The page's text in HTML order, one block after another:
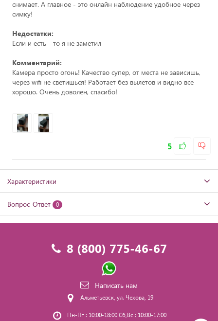
снимает. А главное - это онлайн наблюдение удобное через
симку!
Недостатки:
Если и есть - то я не заметил
Комментарий:
Камера просто огонь! Качество супер, от места не зависишь,
через wifi не светишься! Работает без вылетов и видно все
хорошо. Очень доволен, спасибо!
5
Характеристики
Вопрос-Ответ 0
8 (800) 775-46-67
Написать нам
Альметьевск, ул. Чехова, 19
Пн-Пт : 10:00-18:00 Сб,Вс : 10:00-17:00